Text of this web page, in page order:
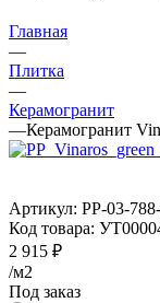
Главная
—
Плитка
—
Керамогранит
—Керамогранит
Артикул: PP-03-
Код товара:
2 915 ₽
/м2
Под заказ